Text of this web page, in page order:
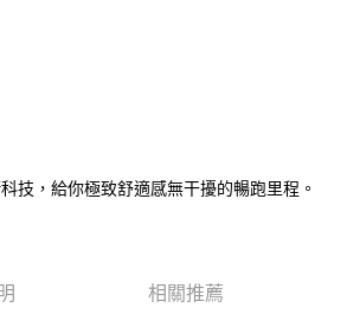
含以上)免運費
技，給你極致舒適感無干擾的暢跑里程。
相關推薦